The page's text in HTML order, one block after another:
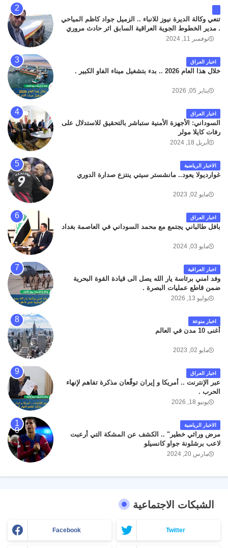
تنعي وكالة الديرة نيوز للانباء .. الزميل جواد كاظم المياحي
. مدير الخطوط الجوية العراقية السابق اثر حادث مروري
داخل مطار البصرة الدولي اليوم الاثنين على الطريق
كان سبب الحادث يعود لتصادم عجلته مع عجلة نوع كيا بنكو
تابعة لشركة الهلال الماسكة لإعمار مطار البصرة الدولي .
سائلين الله عز وجل ان يتغمد الفقيد بواسع رحمته ، و انا
نوفمبر 11, 2024
اخبار العراق
خلال هذا العام 2026 .. بدء بتشغيل ميناء الفاو الكبير .
يناير 05, 2026
اخبار العراق
السوداني: الأجهزة الأمنية ستباشر بالتحقيق للاستدلال على
رفات كايلا مولر
أبريل 18, 2024
الاخبار الرياضية
غوارديولا يعود.. مانشستر سيتي ينتزع صدارة الدوري
مايو 02, 2023
اخبار العراق
بافل طالباني يجتمع مع محمد السوداني في العاصمة بغداد
مايو 03, 2024
اخبار العراقية
وفد امني برئاسة يار الله يصل الى قيادة القوة البحرية
ضمن قاطع عمليات البصرة .
يوليو 13, 2026
اخبار منوعة
أغنى 10 مدن في العالم
مايو 02, 2023
اخبار العراق
عبر الإنترنت .. أمريكا و إيران توقّعان مذكرة تفاهم لإنهاء
الحرب .
يونيو 18, 2026
الاخبار الرياضية
مرض وراثي خطير" .. الكشف عن المشكة التي أرعبت
لاعب برشلونة جواو كانسيلو
مارس 20, 2024
الشبكات الاجتماعية
Facebook Twitter